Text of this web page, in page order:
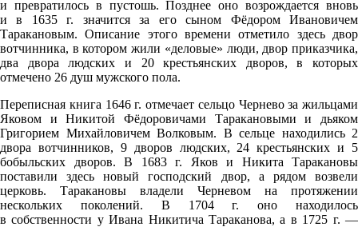
и превратилось в пустошь. Позднее оно возрождается вновь
и в 1635 г. значится за его сыном Фёдором Ивановичем
Таракановым. Описание этого времени отметило здесь двор
вотчинника, в котором жили «деловые» люди, двор приказчика,
два двора людских и 20 крестьянских дворов, в которых
отмечено 26 душ мужского пола.
Переписная книга 1646 г. отмечает сельцо Чернево за жильцами
Яковом и Никитой Фёдоровичами Таракановыми и дьяком
Григорием Михайловичем Волковым. В сельце находились 2
двора вотчинников, 9 дворов людских, 24 крестьянских и 5
бобыльских дворов. В 1683 г. Яков и Никита Таракановы
поставили здесь новый господский двор, а рядом возвели
церковь. Таракановы владели Черневом на протяжении
нескольких поколений. В 1704 г. оно находилось
в собственности у Ивана Никитича Тараканова, а в 1725 г. —